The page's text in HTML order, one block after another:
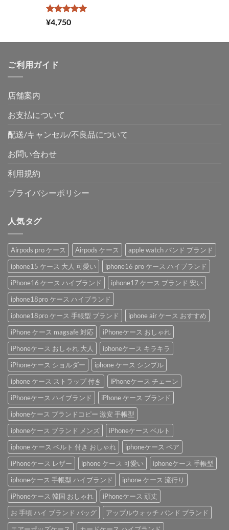
5段階中
5.00
¥4,750
ご利用ガイド
店舗案内
お支払について
配送/キャンセル/不良品について
お問い合わせ
利用規約
プライバシーポリシー
人気タグ
Airpods pro ケース Airpods ケース
apple watch バンド ブランド
iphone15 ケース 大人 可愛い
iphone16 pro ケース ハイブランド
iPhone16 ケース ハイブランド
iphone17 ケース ブランド 安い
iphone18pro ケース ハイブランド
iphone18pro ケース 手帳型 ブランド
iphone air ケース おすすめ
iPhone ケース magsafe 対応
iPhoneケース おしゃれ
iPhoneケース おしゃれ 大人
iphoneケース キラキラ
iPhoneケース ショルダー
iphone ケース シンプル
iphone ケース ストラップ 付き
iPhoneケース チェーン
iPhoneケース ハイブランド
iPhone ケース ブランド
iphoneケース ブランドコピー 激安 手帳型
iphoneケース ブランド メンズ
iPhoneケース ベルト
iphone ケース ベルト 付き おしゃれ
iphoneケース ペア
iPhoneケース レザー
iphone ケース 可愛い
iphoneケース 手帳型
iphoneケース 手帳型 ハイブランド
iphone ケース 流行り
iPhoneケース 韓国 おしゃれ
iPhoneケース 頑丈
お 手頃 ハイ ブランド バッグ
アップルウォッチ バンド ブランド